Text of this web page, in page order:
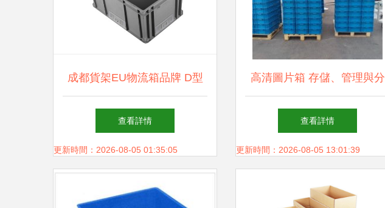
成都貨架EU物流箱品牌 D型
物流箱——您正確的選擇
查看詳情
更新時間：2026-08-05 01:35:05
高清圖片箱 存儲、管理與分
享的智能解決方案
查看詳情
更新時間：2026-08-05 13:01:39